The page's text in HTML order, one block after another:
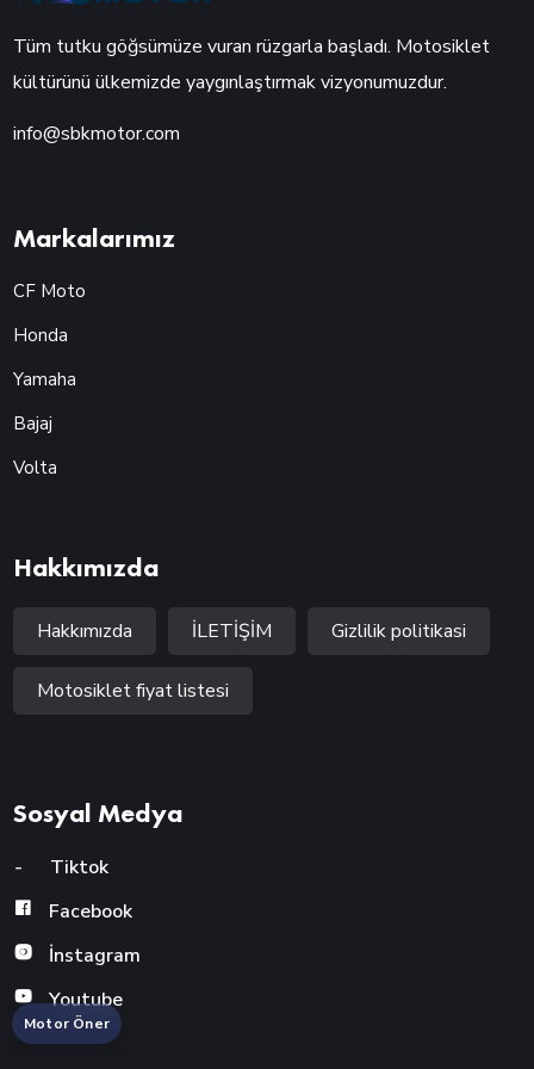
Tüm tutku göğsümüze vuran rüzgarla başladı. Motosiklet
kültürünü ülkemizde yaygınlaştırmak vizyonumuzdur.
info@sbkmotor.com
Markalarımız
CF Moto
Honda
Yamaha
Bajaj
Volta
Hakkımızda
Hakkımızda İLETİŞİM Gizlilik politikasi
Motosiklet fiyat listesi
Sosyal Medya
-
Tiktok
Facebook
İnstagram
Youtube
Motor Öner